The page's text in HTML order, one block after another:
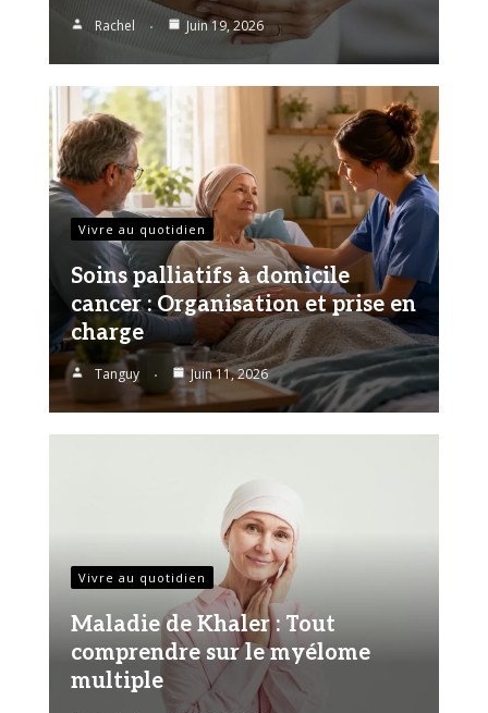
Rachel Juin 19, 2026
Vivre au quotidien
Soins palliatifs à domicile
cancer : Organisation et prise en
charge
Tanguy Juin 11, 2026
Vivre au quotidien
Maladie de Khaler : Tout
comprendre sur le myélome
multiple